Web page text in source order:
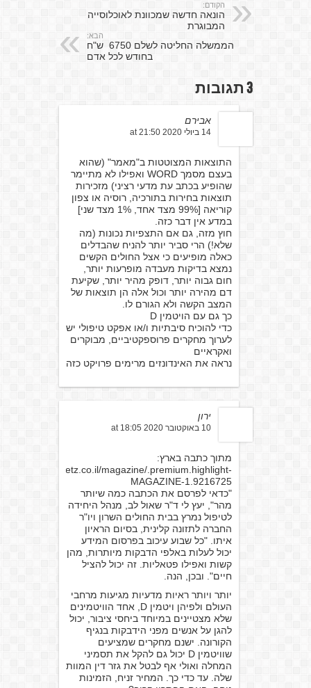
הקודם:
הונאה חדשה שמכוונת לאוכלוסייה
המבוגרת
הממשלה החליטה לשלם 6750 ש"ח
בחודש לכל אדם
התוצאות המצוטטות ב"מאמר" (שהוא
בעצם מסמך WORD ואפילו לא מתיימר
שהופיע בכתב עת מדעי רציני) מזכירות
תוצאות בחירות בתורכיה, רוסיה או צפון
קוריאה [99% מצד אחד, 1% מצד שני]
במדע אין דבר כזה.
חוץ מזה, גם אם התצפיות נכונות (מה
שלא!) הרי סביר יותר להניח שהבדלים
כאלה מופיעים כי אצל החולים הקשים
נמצא בדיקות מעבדה מופרעות יותר,
חום גבוה יותר, דופק מהיר יותר, שקיעת
דם מהירה יותר וכול אלה הן תוצאות של
המצב הקשה ולא הגורם לו.
כך גם עם הויטמין D
כדי להוכיח סיבתיות ו/או אפקט טיפולי יש
לערוך מחקרים פרוספקטיביים, מבוקרים
ואקראיים
נראה את האינדונזים מרימים פרויקט כזה
מתוך כתבה בארץ:
https://www.haaretz.co.il/magazine/.premium.highlight-
MAGAZINE-1.9216725
"כדאי לפרסם את הכתבה כמה שיותר
מהר", יעץ לי ד"ר שאול לב, מנהל היחידה
לטיפול נמרץ בבית החולים השרון ויו"ר
החברה לתזונה קלינית, בסיום הראיון
איתו. "כל שבוע עיכוב בפרסום המידע
יכול לעלות באלפי הדבקות מיותרות, מהן
קשות ואפילו פטאליות. זה יכול להציל
חיים". ובכן, הנה.
יותר ויותר ראיות מדעיות מגיעות מרחבי
העולם ולפיהן ויטמין D, אחד הוויטמינים
שלא מצטיינים במיוחד ביחסי ציבור, יכול
להגן על אנשים מפני הידבקות בנגיף
הקורונה. ישנם מחקרים שמציעים
שוויטמין D יכול גם להקל את תסמיני
המחלה ואולי אף לבטל את גזר דין המוות
שלה. עד כדי כך. המחיר זניח, הזמינות